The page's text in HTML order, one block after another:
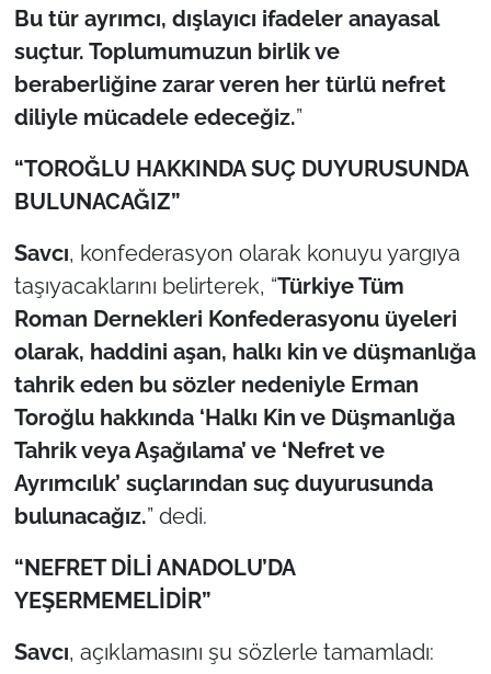
Bu tür ayrımcı, dışlayıcı ifadeler anayasal
suçtur. Toplumumuzun birlik ve
beraberliğine zarar veren her türlü nefret
diliyle mücadele edeceğiz.”
“TOROĞLU HAKKINDA SUÇ DUYURUSUNDA
BULUNACAĞIZ”
Savcı, konfederasyon olarak konuyu yargıya
taşıyacaklarını belirterek, “Türkiye Tüm
Roman Dernekleri Konfederasyonu üyeleri
olarak, haddini aşan, halkı kin ve düşmanlığa
tahrik eden bu sözler nedeniyle Erman
Toroğlu hakkında ‘Halkı Kin ve Düşmanlığa
Tahrik veya Aşağılama’ ve ‘Nefret ve
Ayrımcılık’ suçlarından suç duyurusunda
bulunacağız.” dedi.
“NEFRET DİLİ ANADOLU’DA
YEŞERMEMELİDİR”
Savcı, açıklamasını şu sözlerle tamamladı: